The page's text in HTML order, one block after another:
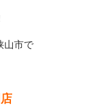
山市で